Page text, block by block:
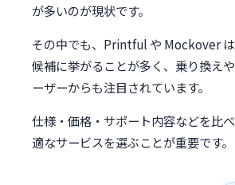
が多いのが現状です。
その中でも、Printful や Mockover
候補に挙がることが多く、乗り換え
ーザーからも注目されています。
仕様・価格・サポート内容などを比
適なサービスを選ぶことが重要です。